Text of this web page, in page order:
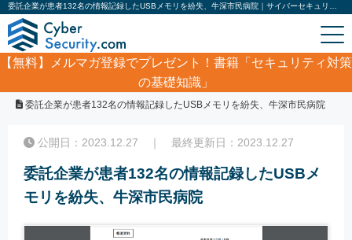
【無料】
メルマガ登録でプレゼント！書籍「セキュリティ対策
の基礎知識」
サイバーセキュリティ・情報漏洩ニュース
委託企業が患者132名の情報記録したUSBメモリを紛失、牛深市民病院
公開日：2023.12.27 ｜ 最終更新日：2023.12.27
委託企業が患者132名の情報記録したUSBメ
モリを紛失、牛深市民病院